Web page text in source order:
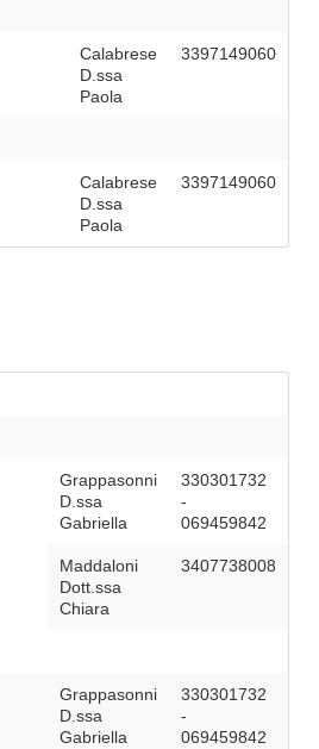
Calabrese
D.ssa
Paola
3397149060
Calabrese
D.ssa
Paola
3397149060
Grappasonni
D.ssa
Gabriella
330301732
-
069459842
Maddaloni
Dott.ssa
Chiara
3407738008
Grappasonni
D.ssa
Gabriella
330301732
-
069459842